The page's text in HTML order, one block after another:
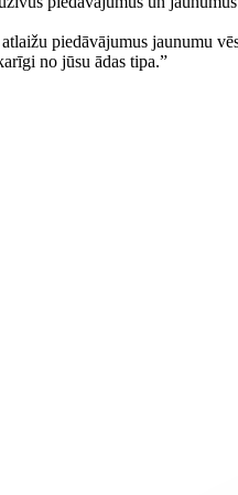
piedāvājumus jaunumu
no jūsu ādas tipa.”